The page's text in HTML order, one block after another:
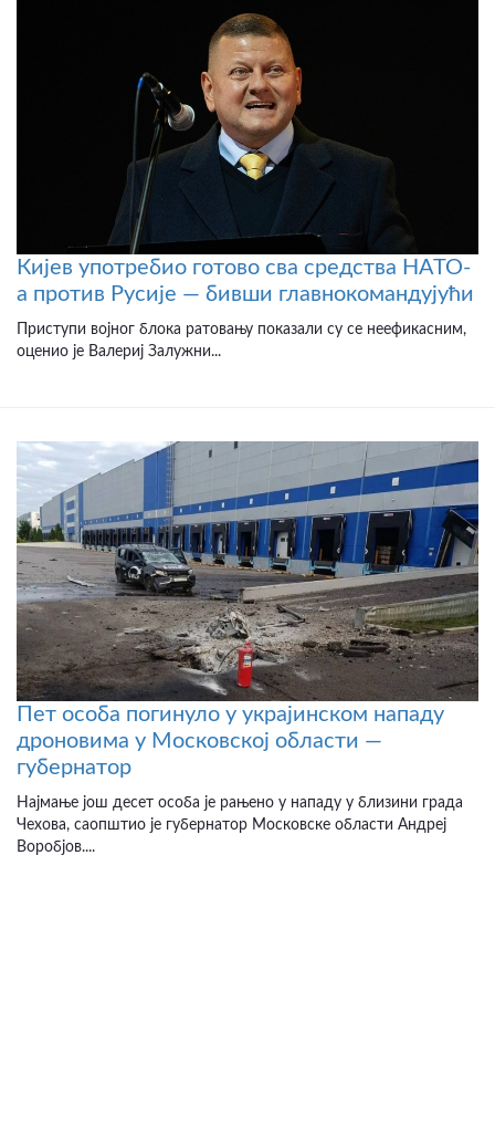
Кијев употребио готово сва средства НАТО-
а против Русије — бивши главнокомандујући
Приступи војног блока ратовању показали су се неефикасним,
оценио је Валериј Залужни...
Пет особа погинуло у украјинском нападу
дроновима у Московској области —
губернатор
Најмање још десет особа је рањено у нападу у близини града
Чехова, саопштио је губернатор Московске области Андреј
Воробјов....